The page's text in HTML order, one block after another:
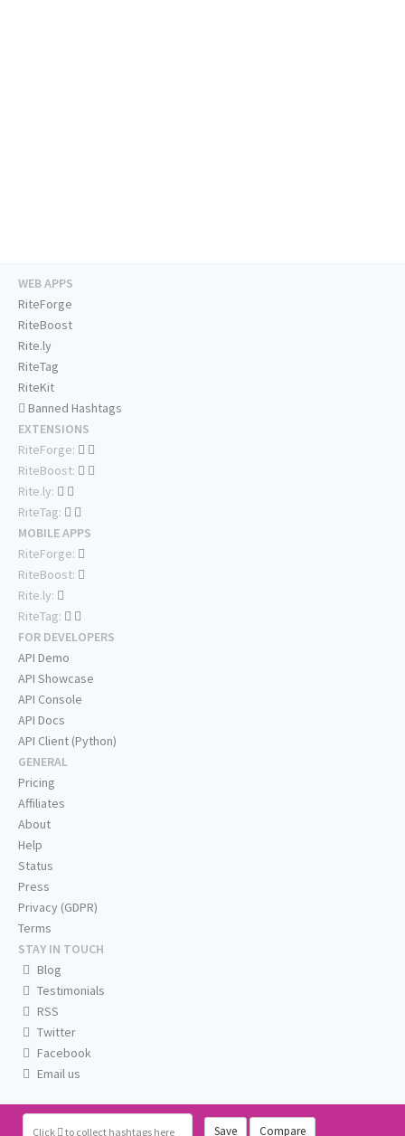
Click to collect hashtags here Save Compare
WEB APPS
RiteForge
RiteBoost
Rite.ly
RiteTag
RiteKit
Banned Hashtags
EXTENSIONS
RiteForge:
RiteBoost:
Rite.ly:
RiteTag:
MOBILE APPS
RiteForge:
RiteBoost:
Rite.ly:
RiteTag:
FOR DEVELOPERS
API Demo
API Showcase
API Console
API Docs
API Client (Python)
GENERAL
Pricing
Affiliates
About
Help
Status
Press
Privacy (GDPR)
Terms
STAY IN TOUCH
Blog
Testimonials
RSS
Twitter
Facebook
Email us